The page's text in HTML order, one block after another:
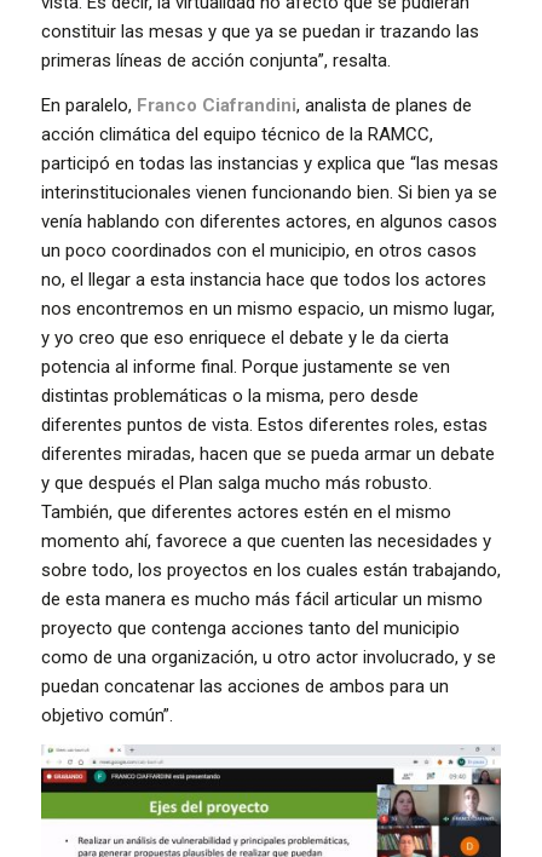
constituir las mesas y que ya se puedan ir trazando las
primeras líneas de acción conjunta”, resalta.
En paralelo, Franco Ciafrandini, analista de planes de
acción climática del equipo técnico de la RAMCC,
participó en todas las instancias y explica que “las mesas
interinstitucionales vienen funcionando bien. Si bien ya se
venía hablando con diferentes actores, en algunos casos
un poco coordinados con el municipio, en otros casos
no, el llegar a esta instancia hace que todos los actores
nos encontremos en un mismo espacio, un mismo lugar,
y yo creo que eso enriquece el debate y le da cierta
potencia al informe final. Porque justamente se ven
distintas problemáticas o la misma, pero desde
diferentes puntos de vista. Estos diferentes roles, estas
diferentes miradas, hacen que se pueda armar un debate
y que después el Plan salga mucho más robusto.
También, que diferentes actores estén en el mismo
momento ahí, favorece a que cuenten las necesidades y
sobre todo, los proyectos en los cuales están trabajando,
de esta manera es mucho más fácil articular un mismo
proyecto que contenga acciones tanto del municipio
como de una organización, u otro actor involucrado, y se
puedan concatenar las acciones de ambos para un
objetivo común”.